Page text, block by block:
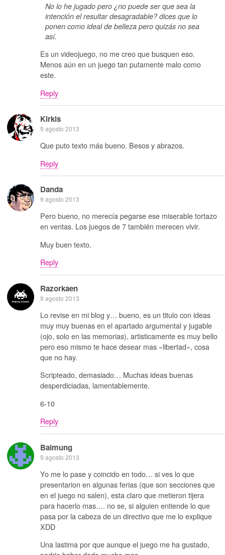
No lo he jugado pero ¿no puede ser que sea la
intención el resultar desagradable? dices que lo
ponen como ideal de belleza pero quizás no sea
así.
Es un videojuego, no me creo que busquen eso.
Menos aún en un juego tan putamente malo como
este.
Reply
Kirkis
9 agosto 2013
Que puto texto más bueno. Besos y abrazos.
Reply
Danda
9 agosto 2013
Pero bueno, no merecía pegarse ese miserable tortazo
en ventas. Los juegos de 7 también merecen vivir.
Muy buen texto.
Reply
Razorkaen
9 agosto 2013
Lo revise en mi blog y… bueno, es un titulo con ideas
muy muy buenas en el apartado argumental y jugable
(ojo, solo en las memorias), artisticamente es muy bello
pero eso mismo te hace desear mas «libertad», cosa
que no hay.
Scripteado, demasiado… Muchas ideas buenas
desperdiciadas, lamentablemente.
6-10
Reply
Balmung
9 agosto 2013
Yo me lo pase y coincido en todo… si ves lo que
presentarion en algunas ferias (que son secciones que
en el juego no salen), esta claro que metieron tijera
para hacerlo mas…. no se, si alguien entiende lo que
pasa por la cabeza de un directivo que me lo explique
XDD
Una lastima por que aunque el juego me ha gustado,